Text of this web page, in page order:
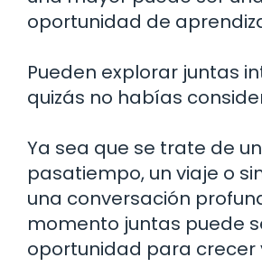
oportunidad de
Pueden explorar juntas
quizás no habías
Ya sea que se trate de
pasatiempo, un viaje o
una conversación
momento juntas puede
oportunidad para crecer